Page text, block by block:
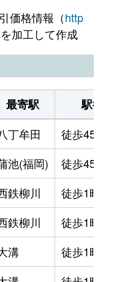
蒲池(福岡)
徒歩45
八丁牟田
徒歩45
蒲池(福岡)
徒歩45
蒲池(福岡)
徒歩45
蒲池(福岡)
徒歩45
西鉄柳川
徒歩1
八丁牟田
徒歩45
西鉄柳川
徒歩1
八丁牟田
徒歩1
価格情報（http
加工して作成
最寄駅
駅徒歩
丁牟田
徒歩45分
池(福岡)
徒歩45分
鉄柳川
徒歩1時
鉄柳川
徒歩1時
溝
徒歩1時